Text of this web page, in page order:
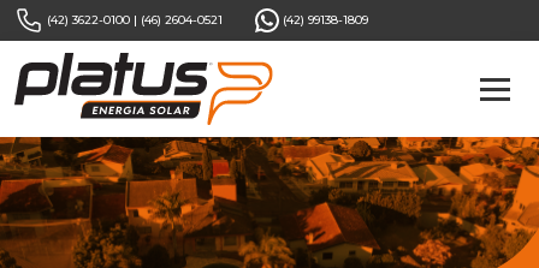
(42) 3622-0100 | (46) 2604-0521 (42) 99138-1809